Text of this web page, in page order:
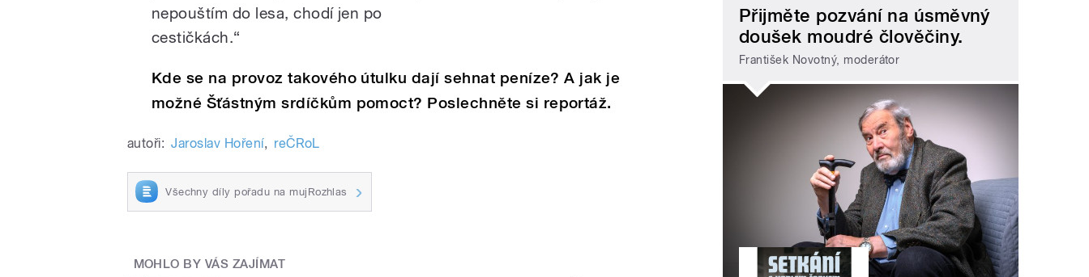
nepouštím do lesa, chodí jen po
cestičkách.“
Kde se na provoz takového útulku dají sehnat peníze? A jak je
možné Šťástným srdíčkům pomoct? Poslechněte si reportáž.
autoři: Jaroslav Hoření, reČRoL
Všechny díly pořadu na mujRozhlas
MOHLO BY VÁS ZAJÍMAT
Přijměte pozvání na úsměvný
doušek moudré člověčiny.
František Novotný, moderátor